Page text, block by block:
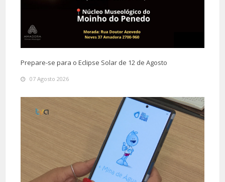
Prepare-se para o Eclipse Solar de 12 de Agosto
07 Agosto 2026